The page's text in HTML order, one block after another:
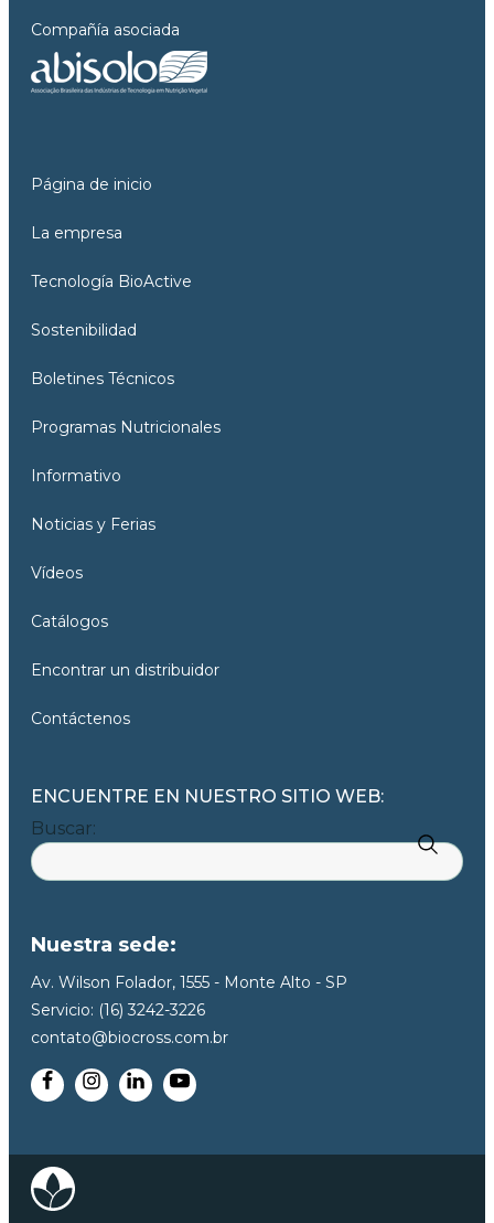
Compañía asociada
Página de inicio
La empresa
Tecnología BioActive
Sostenibilidad
Boletines Técnicos
Programas Nutricionales
Informativo
Noticias y Ferias
Vídeos
Catálogos
Encontrar un distribuidor
Contáctenos
ENCUENTRE EN NUESTRO SITIO WEB:
Buscar:
Nuestra sede:
Av. Wilson Folador, 1555 - Monte Alto - SP
Servicio: (16) 3242-3226
contato@biocross.com.br